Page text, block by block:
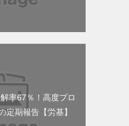
率67％！高度プロ
定期報告【労基】